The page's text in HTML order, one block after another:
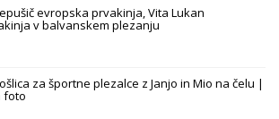
evropska prvakinja, Vita Lukan
v balvanskem plezanju
za športne plezalce z Janjo in Mio na čelu |
foto